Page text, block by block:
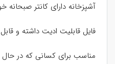
آشپزخانه دارای کانتر صبحانه
فایل قابلیت ادیت داشته و قابل
مناسب برای کسانی که در